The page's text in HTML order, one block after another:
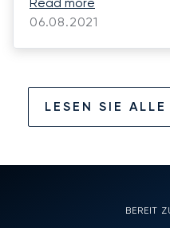
to travel back to the
booking process
06.08.2021
LESEN SIE
BEREIT